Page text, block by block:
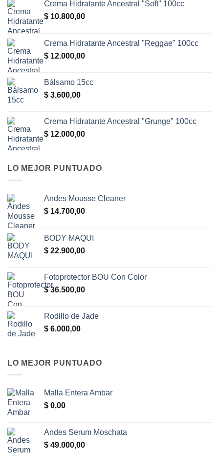
Crema Hidratante Ancestral "Soft" 100cc
$ 10.800,00
Crema Hidratante Ancestral "Reggae" 100cc
$ 12.000,00
Bálsamo 15cc
$ 3.600,00
Crema Hidratante Ancestral "Grunge" 100cc
$ 12.000,00
LO MEJOR PUNTUADO
Andes Mousse Cleaner
$ 14.700,00
BODY MAQUI
$ 22.900,00
Fotoprotector BOU Con Color
$36.500,00
Rodillo de Jade
$ 6.000,00
LO MEJOR PUNTUADO
Malla Entera Ambar
$ 0,00
Andes Serum Moschata
$ 49.000,00